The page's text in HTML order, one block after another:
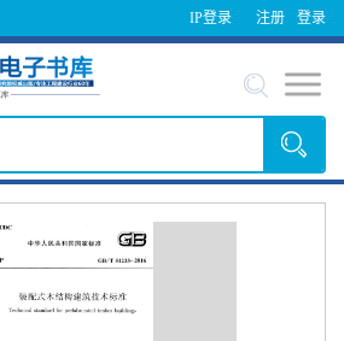
IP登录 登录
注册